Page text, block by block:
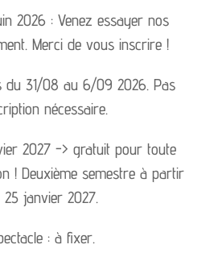
2026 : Venez essayer nos
Merci de vous inscrire !
du 31/08 au 6/09 2026. Pas
nécessaire.
2027 -> gratuit pour toute
! Deuxième semestre à partir
25 janvier 2027.
: à fixer.